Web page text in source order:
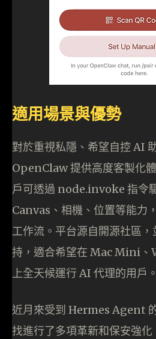
適用場景與優勢
對於重視私隱、希望自控 AI
OpenClaw 提供高度客製化
戶可透過 node.invoke 指令
Canvas、相機、位置等能力
工作流。平台源自開源社區
持，適合希望在 Mac Mini、
上全天候運行 AI 代理的用戶。
近月來受到 Hermes Agent
找進行了多項革新和保安強化